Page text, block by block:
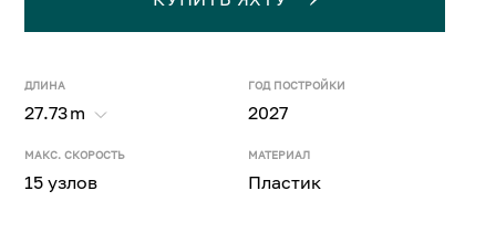
ДЛИНА
27.73m
ГОД ПОСТРОЙКИ
2027
МАКС. СКОРОСТЬ
15 узлов
МАТЕРИАЛ
Пластик